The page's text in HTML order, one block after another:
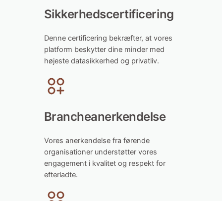
Sikkerhedscertificering
Denne certificering bekræfter, at vores
platform beskytter dine minder med
højeste datasikkerhed og privatliv.
Brancheanerkendelse
Vores anerkendelse fra førende
organisationer understøtter vores
engagement i kvalitet og respekt for
efterladte.